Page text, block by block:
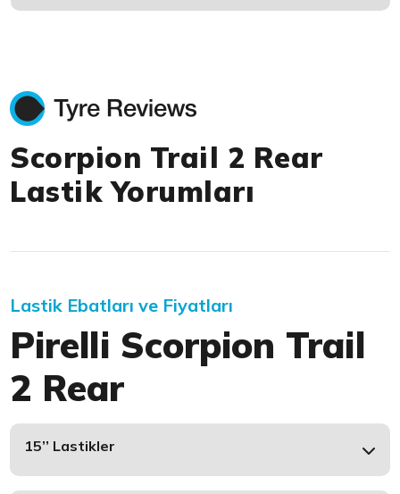
Scorpion Trail 2 Rear
Lastik Yorumları
Lastik Ebatları ve Fiyatları
Pirelli Scorpion Trail
2 Rear
15’’ Lastikler